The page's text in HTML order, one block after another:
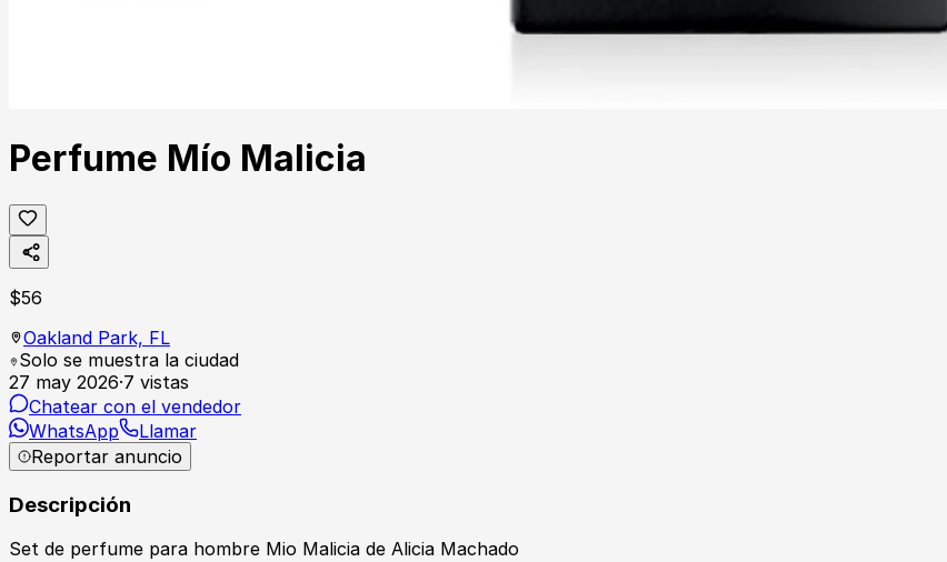
Perfume Mío Malicia
$56
Oakland Park, FL
Solo se muestra la ciudad
27 may 2026·7 vistas
Chatear con el vendedor
WhatsApp
Llamar
Reportar anuncio
Descripción
Set de perfume para hombre Mio Malicia de Alicia Machado